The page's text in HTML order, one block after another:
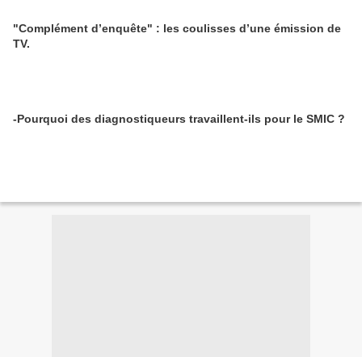
"Complément d’enquête" : les coulisses d’une émission de
TV.
-Pourquoi des diagnostiqueurs travaillent-ils pour le SMIC ?